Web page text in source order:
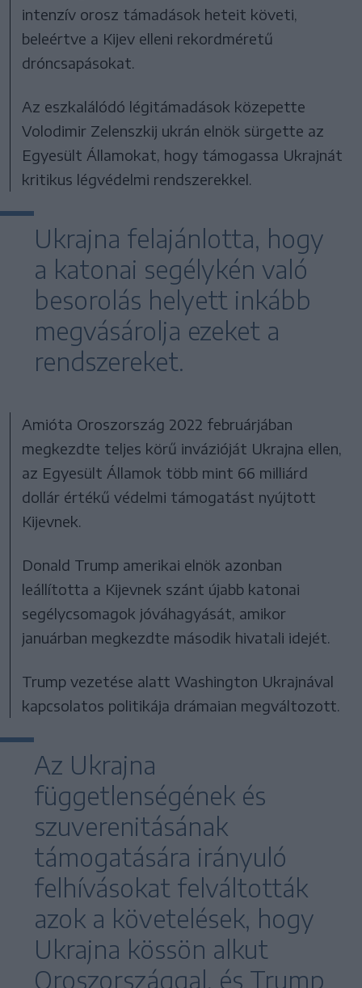
intenzív orosz támadások heteit követi,
beleértve a Kijev elleni rekordméretű
dróncsapásokat.
Az eszkalálódó légitámadások közepette
Volodimir Zelenszkij ukrán elnök sürgette az
Egyesült Államokat, hogy támogassa Ukrajnát
kritikus légvédelmi rendszerekkel.
Ukrajna felajánlotta, hogy
a katonai segélykén való
besorolás helyett inkább
megvásárolja ezeket a
rendszereket.
Amióta Oroszország 2022 februárjában
megkezdte teljes körű invázióját Ukrajna ellen,
az Egyesült Államok több mint 66 milliárd
dollár értékű védelmi támogatást nyújtott
Kijevnek.
Donald Trump amerikai elnök azonban
leállította a Kijevnek szánt újabb katonai
segélycsomagok jóváhagyását, amikor
januárban megkezdte második hivatali idejét.
Trump vezetése alatt Washington Ukrajnával
kapcsolatos politikája drámaian megváltozott.
Az Ukrajna
függetlenségének és
szuverenitásának
támogatására irányuló
felhívásokat felváltották
azok a követelések, hogy
Ukrajna kössön alkut
Oroszországgal, és Trump